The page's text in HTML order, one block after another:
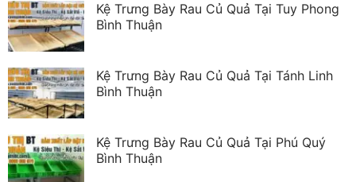
Kệ Trưng Bày Rau Củ Quả Tại Tuy Phong
Bình Thuận
Kệ Trưng Bày Rau Củ Quả Tại Tánh Linh
Bình Thuận
Kệ Trưng Bày Rau Củ Quả Tại Phú Quý
Bình Thuận